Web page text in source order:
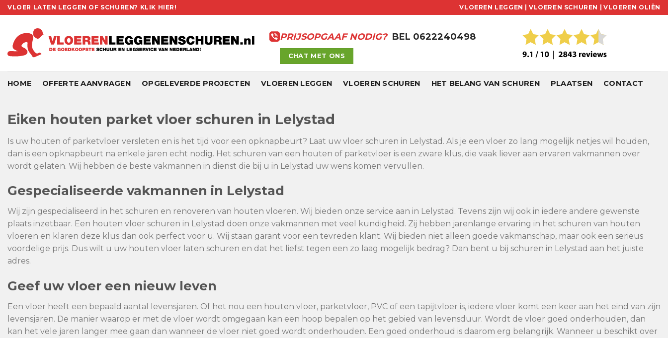
Skip
to
content
VLOER LATEN LEGGEN OF SCHUREN? KLIK HIER! VLOEREN LEGGEN | VLOEREN SCHUREN | VLOEREN OLIËN
PRIJSOPGAAF NODIG? BEL 0622240498
CHAT MET ONS
HOME OFFERTE AANVRAGEN OPGELEVERDE PROJECTEN VLOEREN LEGGEN VLOEREN SCHUREN HET BELANG VAN SCHUREN PLAATSEN CONTACT
Eiken houten parket vloer schuren in Lelystad
Is uw houten of parketvloer versleten en is het tijd voor een opknapbeurt? Laat uw vloer schuren in Lelystad. Als je een vloer zo lang mogelijk netjes wil houden,
dan is een opknapbeurt na enkele jaren echt nodig. Het schuren van een houten of parketvloer is een zware klus, die vaak liever aan ervaren vakmannen over
wordt gelaten. Wij hebben de beste vakmannen in dienst die bij u in Lelystad uw wens komen vervullen.
Gespecialiseerde vakmannen in Lelystad
Wij zijn gespecialiseerd in het schuren en renoveren van houten vloeren. Wij bieden onze service aan in Lelystad. Tevens zijn wij ook in iedere andere gewenste
plaats inzetbaar. Een houten vloer schuren in Lelystad doen onze vakmannen met veel kundigheid. Zij hebben jarenlange ervaring in het schuren van houten
vloeren en klaren deze klus dan ook perfect voor u. Wij staan garant voor een tevreden klant. Wij bieden niet alleen goede vakmanschap, maar ook een serieus
voordelige prijs. Dus wilt u uw houten vloer laten schuren en dat het liefst tegen een zo laag mogelijk bedrag? Dan bent u bij schuren in Lelystad aan het juiste
adres.
Geef uw vloer een nieuw leven
Een vloer heeft een bepaald aantal levensjaren. Of het nou een houten vloer, parketvloer, PVC of een tapijtvloer is, iedere vloer komt een keer aan het eind van zijn
levensjaren. De manier waarop er met de vloer wordt omgegaan kan een hoop bepalen op het gebied van levensduur. Wordt de vloer goed onderhouden, dan
kan het vele jaren langer mee gaan dan wanneer de vloer niet goed wordt onderhouden. Een goed onderhoud is daarom erg belangrijk. Wanneer u beschikt over